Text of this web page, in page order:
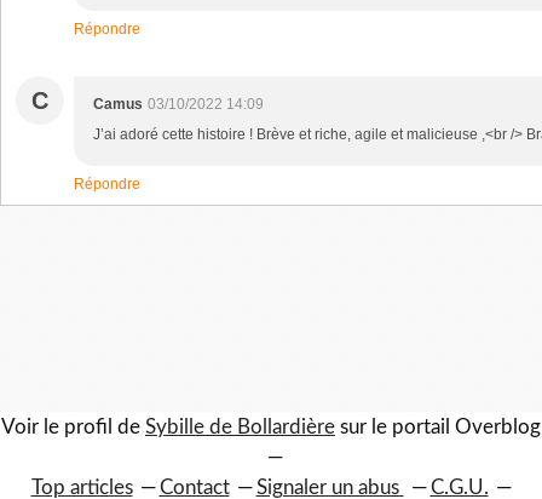
Répondre
C Camus 03/10/2022 14:09
J’ai adoré cette histoire ! Brève et riche, agile et malicieuse ,<br />
Répondre
Voir le profil de Sybille de Bollardière sur le portail Overblog
Top articles Contact Signaler un abus
C.G.U.